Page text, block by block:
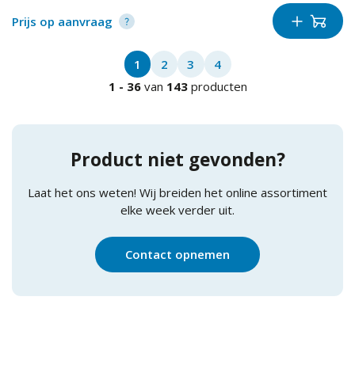
Prijs op aanvraag
1 2 3
4
1 - 36van 143 producten
Product niet gevonden?
Laat het ons weten! Wij breiden het online assortiment
elke week verder uit.
Contact opnemen